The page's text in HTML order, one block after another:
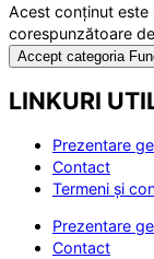
Acest conținut
corespunzătoare
Accept categoria
LINKURI
Prezentare
Contact
Termeni și
Prezentare
Contact